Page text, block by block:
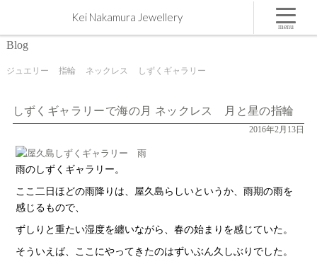
しずくギャラリーで海の月 ネックレス 月と星の指輪 | 屋久島,ジュエリー,オーダーメイドのマ
リッジリング（結婚・婚約指輪）制作 | Kei Nakamura Jewellery Blog
Kei Nakamura Jewellery
Blog
ジュエリー 指輪 ネックレス しずくギャラリー
しずくギャラリーで海の月 ネックレス 月と星の指輪
2016年2月13日
雨のしずくギャラリー。
ここ二日ほどの雨降りは、屋久島らしいというか、雨期の雨を
感じるもので、
ずしりと重たい湿度を纏いながら、春の始まりを感じていた。
そういえば、ここにやってきたのはずいぶん久しぶりでした。
menu